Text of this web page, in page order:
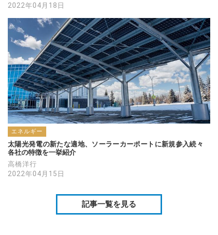
2022年04月18日
エネルギー
太陽光発電の新たな適地、ソーラーカーポートに新規参入続々
各社の特徴を一挙紹介
高橋洋行
2022年04月15日
記事一覧を見る